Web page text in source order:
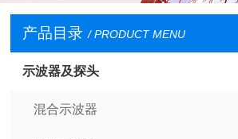
产品目录 / PRODUCT MENU
示波器及探头
混合示波器